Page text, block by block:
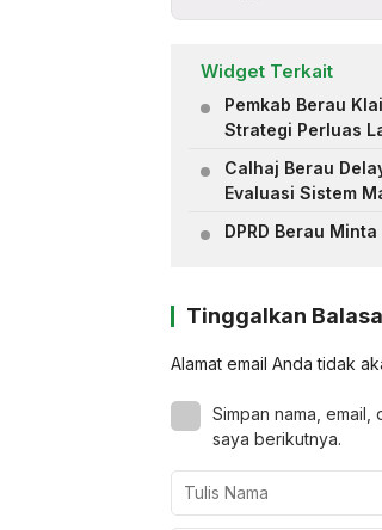
Widget Terkait
Pemkab Berau
Strategi Perluas
Calhaj Berau
Evaluasi Sistem
DPRD Berau
Tinggalkan
Alamat email Anda tidak
Simpan nama,
saya berikutnya.